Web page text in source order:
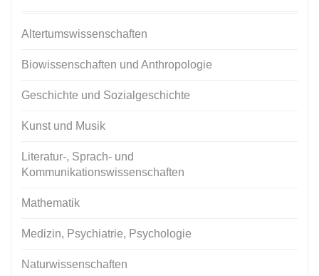
Altertumswissenschaften
Biowissenschaften und Anthropologie
Geschichte und Sozialgeschichte
Kunst und Musik
Literatur-, Sprach- und
Kommunikationswissenschaften
Mathematik
Medizin, Psychiatrie, Psychologie
Naturwissenschaften